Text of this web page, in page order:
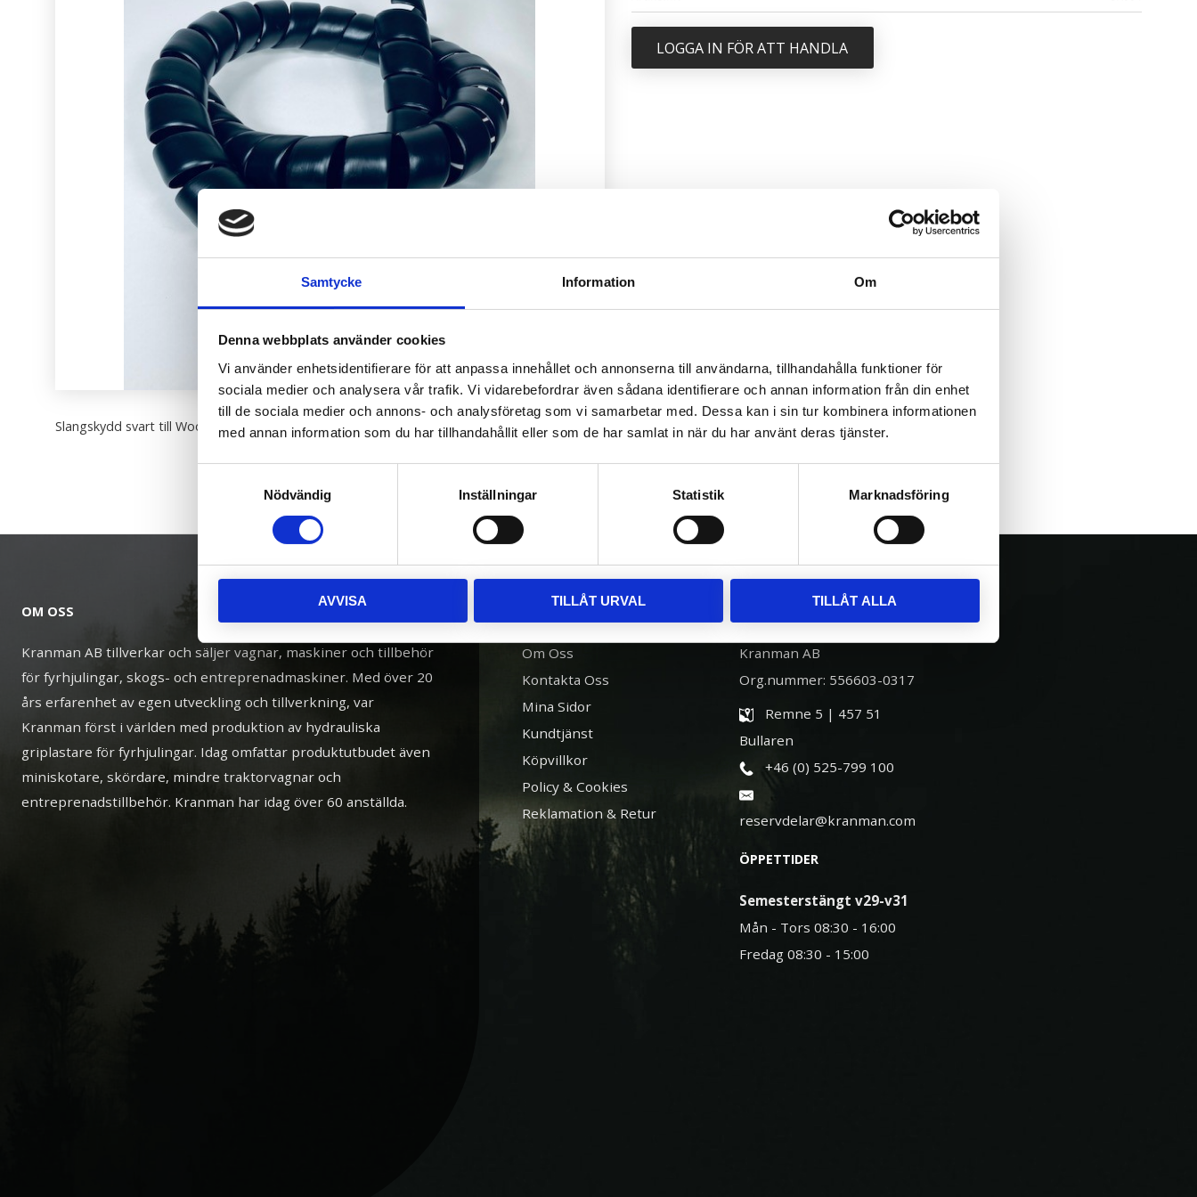
Samtycke Information Om
Denna webbplats använder cookies
Vi använder enhetsidentifierare för att anpassa innehållet och annonserna till användarna, tillhandahålla funktioner för
sociala medier och analysera vår trafik. Vi vidarebefordrar även sådana identifierare och annan information från din enhet
till de sociala medier och annons- och analysföretag som vi samarbetar med. Dessa kan i sin tur kombinera informationen
med annan information som du har tillhandahållit eller som de har samlat in när du har använt deras tjänster.
Nödvändig
Inställningar Statistik Marknadsföring
AVVISA TILLÅT URVAL TILLÅT ALLA
LOGGA IN FÖR ATT HANDLA
Slangskydd svart till Woodtiger, 75mm/2meter.
OM OSS
Kranman AB tillverkar och säljer vagnar, maskiner och tillbehör
för fyrhjulingar, skogs- och entreprenadmaskiner. Med över 20
års erfarenhet av egen utveckling och tillverkning, var
Kranman först i världen med produktion av hydrauliska
griplastare för fyrhjulingar. Idag omfattar produktutbudet även
miniskotare, skördare, mindre traktorvagnar och
entreprenadstillbehör. Kranman har idag över 60 anställda.
Om Oss
Kontakta Oss
Mina Sidor
Kundtjänst
Köpvillkor
Policy & Cookies
Reklamation & Retur
Kranman AB
Org.nummer: 556603-0317
Remne 5 | 457 51
Bullaren
+46 (0) 525-799 100
reservdelar@kranman.com
ÖPPETTIDER
Semesterstängt v29-v31
Mån - Tors 08:30 - 16:00
Fredag 08:30 - 15:00